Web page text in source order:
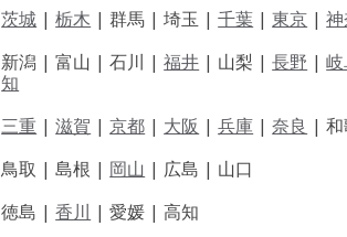
茨城 |栃木 | 群馬 | 埼玉 |千葉 |東京 |
新潟 |富山 |石川 |福井 | 山梨 |長野 |
知
三重 |滋賀 |京都 | 大阪 |兵庫 |奈良 |
鳥取 |島根 | 岡山 | 広島 | 山口
徳島 |香川 |愛媛 |高知